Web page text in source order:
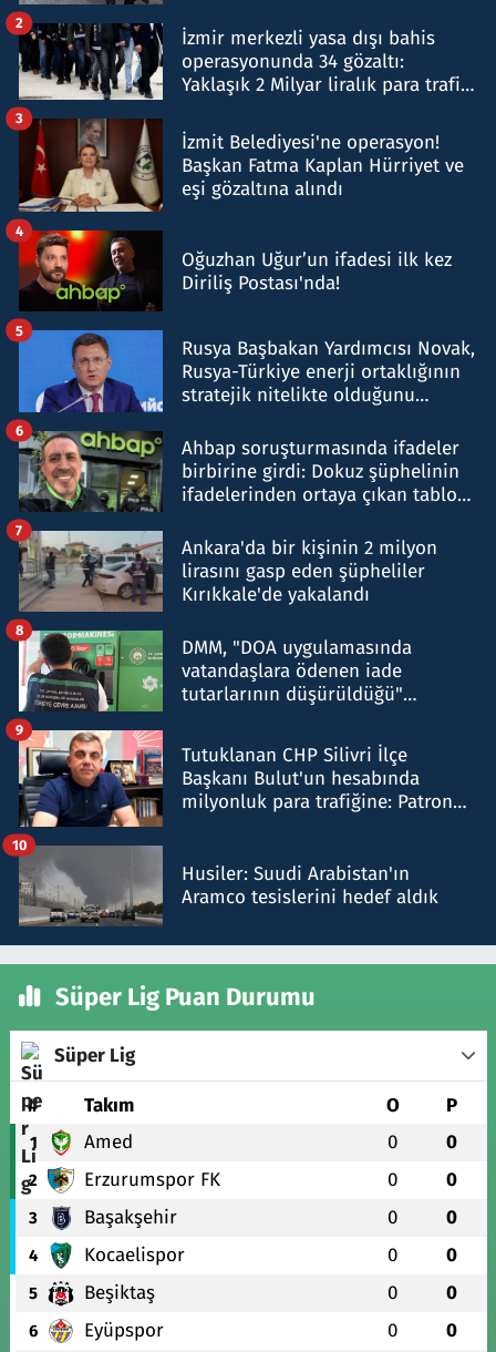
İzmir merkezli yasa dışı bahis
operasyonunda 34 gözaltı:
Yaklaşık 2 Milyar liralık para trafiği
2
İzmit Belediyesi'ne operasyon!
Başkan Fatma Kaplan Hürriyet ve
eşi gözaltına alındı
3
Oğuzhan Uğur’un ifadesi ilk kez
Diriliş Postası'nda!
4
Rusya Başbakan Yardımcısı Novak,
Rusya-Türkiye enerji ortaklığının
stratejik nitelikte olduğunu
5
Ahbap soruşturmasında ifadeler
birbirine girdi: Dokuz şüphelinin
ifadelerinden ortaya çıkan tablo
6
Ankara'da bir kişinin 2 milyon
lirasını gasp eden şüpheliler
Kırıkkale'de yakalandı
7
DMM, "DOA uygulamasında
vatandaşlara ödenen iade
tutarlarının düşürüldüğü"
8
Tutuklanan CHP Silivri İlçe
Başkanı Bulut'un hesabında
milyonluk para trafiğine: Patron
9
Husiler: Suudi Arabistan'ın
Aramco tesislerini hedef aldık
10
Süper Lig Puan Durumu
Süper Lig
# Takım O P
1 Amed 0 0
2 Erzurumspor FK 0 0
3 Başakşehir 0 0
4 Kocaelispor 0 0
5 Beşiktaş 0 0
6 Eyüpspor 0 0